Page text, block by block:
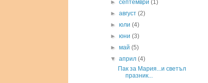
►септември(1)
►август(2)
►юли(4)
►юни(3)
►май(5)
▼април(4)
Пак за Мария...и светъл
празник...